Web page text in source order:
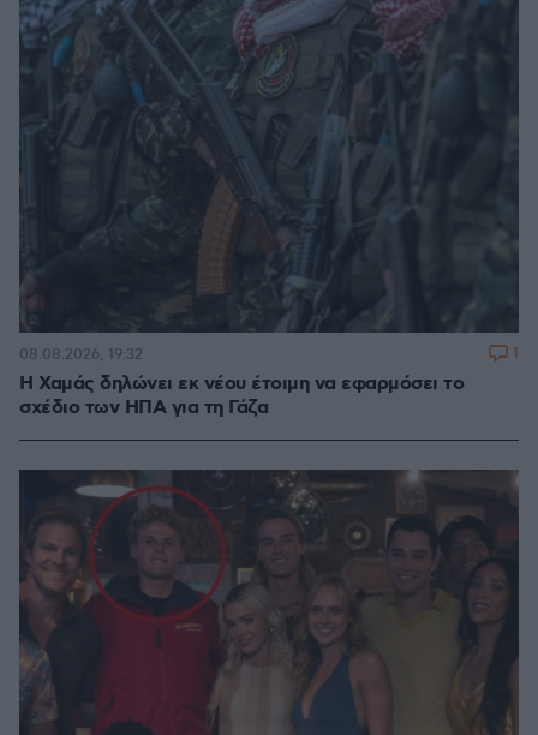
Η Χαμάς δηλώνει εκ νέου έτοιμη να εφαρμόσει το
σχέδιο των ΗΠΑ για τη Γάζα
08.08.2026, 19:32 1